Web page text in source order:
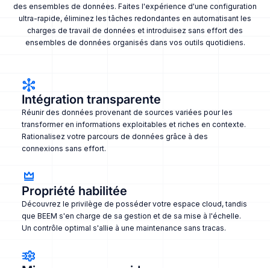
des ensembles de données. Faites l'expérience d'une configuration
ultra-rapide, éliminez les tâches redondantes en automatisant les
charges de travail de données et introduisez sans effort des
ensembles de données organisés dans vos outils quotidiens.
Intégration transparente
Réunir des données provenant de sources variées pour les
transformer en informations exploitables et riches en contexte.
Rationalisez votre parcours de données grâce à des
connexions sans effort.
Propriété habilitée
Découvrez le privilège de posséder votre espace cloud, tandis
que BEEM s'en charge de sa gestion et de sa mise à l'échelle.
Un contrôle optimal s'allie à une maintenance sans tracas.